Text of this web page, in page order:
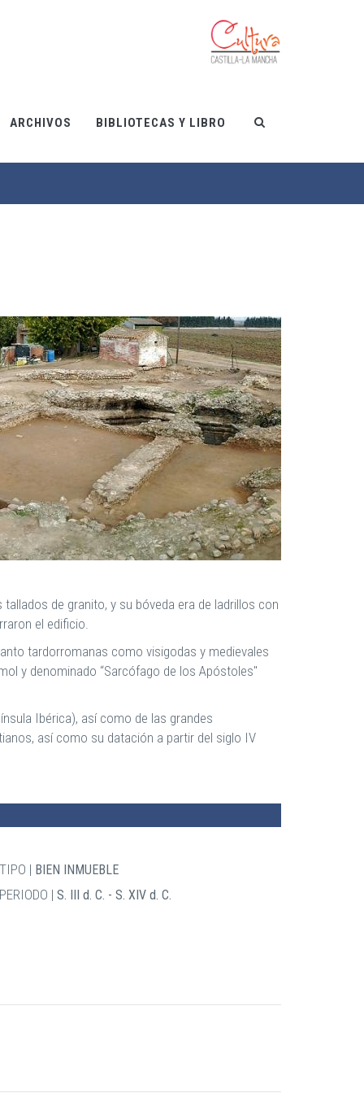
ARCHIVOS BIBLIOTECAS Y LIBRO
de granito, y su bóveda era de ladrillos con
el edificio.
tardorromanas como visigodas y medievales
y denominado “Sarcófago de los Apóstoles"
Ibérica), así como de las grandes
así como su datación a partir del siglo IV
BIEN INMUEBLE
S. III d. C. - S. XIV d. C.